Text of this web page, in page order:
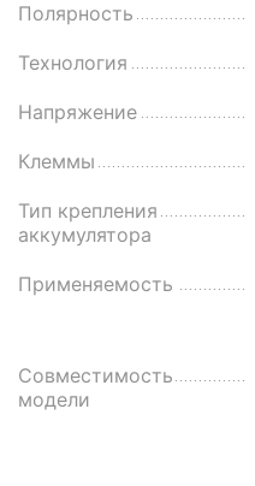
Полярность
Технология
Напряжение
Клеммы
Тип крепления
аккумулятора
Применяемость
Совместимость
модели